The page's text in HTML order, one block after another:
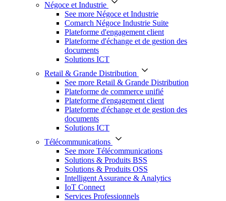
Négoce et Industrie
See more Négoce et Industrie
Comarch Négoce Industrie Suite
Plateforme d'engagement client
Plateforme d'échange et de gestion des
documents
Solutions ICT
Retail & Grande Distribution
See more Retail & Grande Distribution
Plateforme de commerce unifié
Plateforme d'engagement client
Plateforme d'échange et de gestion des
documents
Solutions ICT
Télécommunications
See more Télécommunications
Solutions & Produits BSS
Solutions & Produits OSS
Intelligent Assurance & Analytics
IoT Connect
Services Professionnels